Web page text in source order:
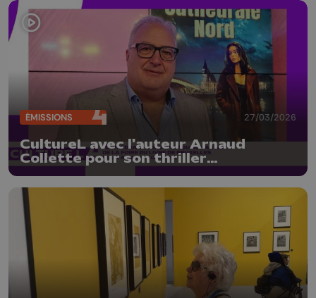
ÉMISSIONS 27/03/2026
CultureL avec l'auteur Arnaud
Collette pour son thriller
"Cathédrale Nord"